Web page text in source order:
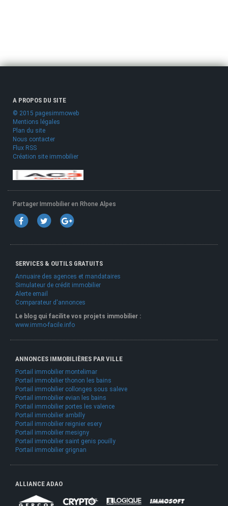
A PROPOS DU SITE
© 2015 pagesimmoweb
Mentions légales
Plan du site
Nous contacter
Flux RSS
Création site immobilier
Partager Immobilier en Rhone Alpes
SERVICES & OUTILS GRATUITS
Annuaire des agences et mandataires
Simulateur de crédit immobilier
Alerte email
Comparateur d'annonces
Le blog qui facilite vos projets immobilier :
www.immo-facile.info
ANNONCES IMMOBILIÈRES PAR VILLE
Portail immobilier montelimar
Portail immobilier thonon les bains
Portail immobilier collonges sous saleve
Portail immobilier evian les bains
Portail immobilier portes les valence
Portail immobilier ambilly
Portail immobilier reignier esery
Portail immobilier mesigny
Portail immobilier saint genis pouilly
Portail immobilier grignan
ALLIANCE ADAO